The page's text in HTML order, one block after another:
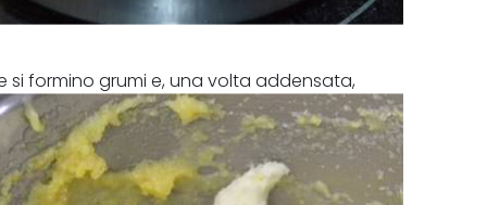
formino grumi e, una volta addensata,